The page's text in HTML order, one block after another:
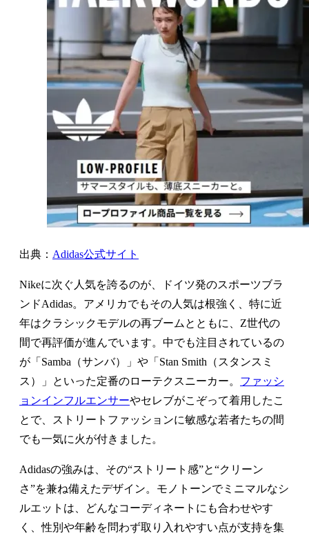
出典： Adidas公式サイト
Nikeに次ぐ人気を誇るのが、ドイツ発のスポーツブラ
ンドAdidas。アメリカでもその人気は根強く、特に近
年はクラシックモデルの再ブームとともに、Z世代の
間で再評価が進んでいます。中でも注目されているの
が「Samba（サンバ）」や「Stan Smith（スタンスミ
ス）」といった定番のローテクスニーカー。 ファッシ
ョンインフルエンサーやセレブがこぞって着用したこ
とで、ストリートファッションに敏感な若者たちの間
でも一気に火が付きました。
Adidasの強みは、その“ストリート感”と“クリーン
さ”を兼ね備えたデザイン。モノトーンでミニマルなシ
ルエットは、どんなコーディネートにも合わせやす
く、性別や年齢を問わず取り入れやすい点が支持を集